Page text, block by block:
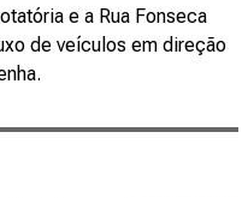
e a Rua Fonseca
de veículos em direção